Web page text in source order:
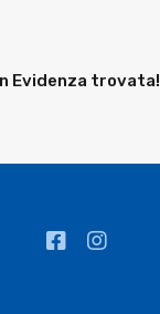
Evidenza trovata!